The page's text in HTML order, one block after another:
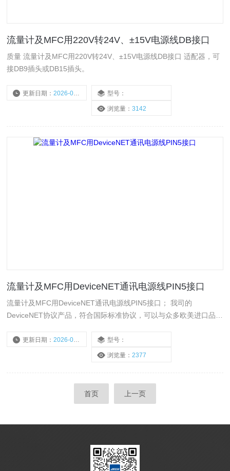
流量计及MFC用220V转24V、±15V电源线DB接口
质量 流量计及MFC用220V转24V、±15V电源线DB接口 适配器，可
接DB9插头或DB15插头。
更新日期：2026-05-20 型号：
浏览量： 3142
流量计及MFC用DeviceNET通讯电源线PIN5接口
流量计及MFC用DeviceNET通讯电源线PIN5接口； 我司的
DeviceNET协议产品，符合国际标准协议，可以与众多欧美进口品牌
配，可与上位机等通讯系统流畅通讯。
更新日期：2026-05-20 型号：
浏览量： 2377
首页 上一页